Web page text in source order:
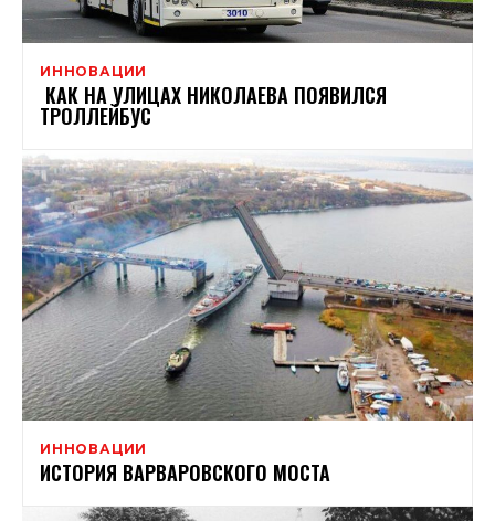
ИННОВАЦИИ
КАК НА УЛИЦАХ НИКОЛАЕВА ПОЯВИЛСЯ
ТРОЛЛЕЙБУС
ИННОВАЦИИ
ИСТОРИЯ ВАРВАРОВСКОГО МОСТА